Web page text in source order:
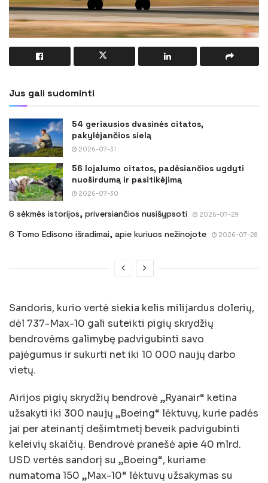
Jus gali sudominti
54 geriausios dvasinės citatos,
pakylėjančios sielą
2026-07-31
56 lojalumo citatos, padėsiančios ugdyti
nuoširdumą ir pasitikėjimą
2026-07-30
6 sėkmės istorijos, priversiančios nusišypsoti 2026-07-29
6 Tomo Edisono išradimai, apie kuriuos nežinojote 2026-07-28
Sandoris, kurio vertė siekia kelis milijardus dolerių,
dėl 737-Max-10 gali suteikti pigių skrydžių
bendrovėms galimybę padvigubinti savo
pajėgumus ir sukurti net iki 10 000 naujų darbo
vietų.
Airijos pigių skrydžių bendrovė „Ryanair“ ketina
užsakyti iki 300 naujų „Boeing“ lėktuvų, kurie padės
jai per ateinantį dešimtmetį beveik padvigubinti
keleivių skaičių. Bendrovė pranešė apie 40 mlrd.
USD vertės sandorį su „Boeing“, kuriame
numatoma 150 „Max-10“ lėktuvų užsakymas su